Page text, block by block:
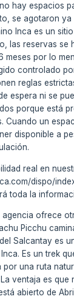
hay espacios
se agotaron ya
Inca es un
las reservas se
por lo
controlado
reglas
espera ni se
porque está
Cuando un
disponible a
real en
dispo/
toda la
ofrece
Picchu
Salcantay es
Es un trek
por una ruta
ventaja es que
abierto de